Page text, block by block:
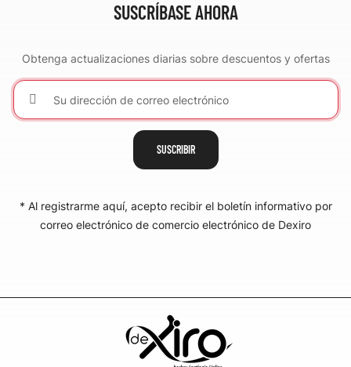
SUSCRÍBASE AHORA
Obtenga actualizaciones diarias sobre descuentos y ofertas
SUSCRIBIR
* Al registrarme aquí, acepto recibir el boletín informativo por
correo electrónico de comercio electrónico de Dexiro